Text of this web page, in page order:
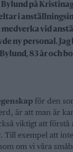
Bylund på
i
medverka vid
ny personal.
83 år och
för den
är att man är
viktigt att förstå
Till exempel att
om vi våra